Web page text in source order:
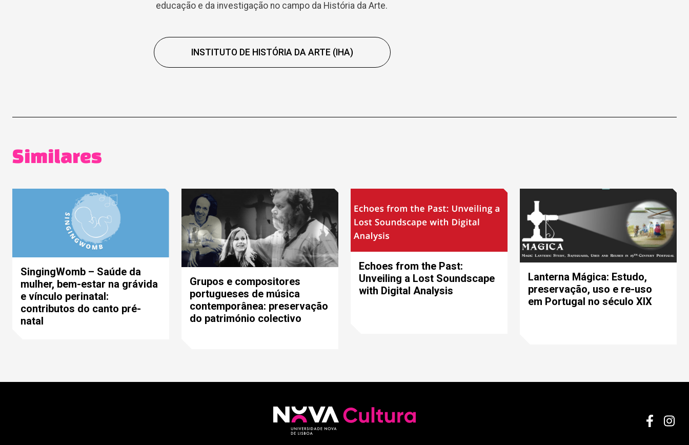
educação e da investigação no campo da História da Arte.
INSTITUTO DE HISTÓRIA DA ARTE (IHA)
Similares
SingingWomb – Saúde da
mulher, bem-estar na grávida
e vínculo perinatal:
contributos do canto pré-
natal
Grupos e compositores
portugueses de música
contemporânea: preservação
do património colectivo
Echoes from the Past:
Unveiling a Lost Soundscape
with Digital Analysis
Lanterna Mágica: Estudo,
preservação, uso e re-uso
em Portugal no século XIX